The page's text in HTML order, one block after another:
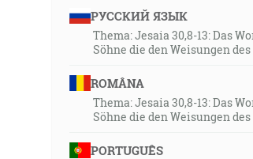
РУССКИЙ ЯЗЫК
Thema: Jesaia 30,8-13: Das
Söhne die den Weisungen
ROMÂNA
Thema: Jesaia 30,8-13: Das
Söhne die den Weisungen
PORTUGUÊS